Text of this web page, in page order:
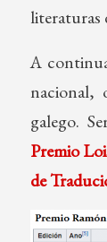
literaturas
A
nacional,
galego.
Premio
de